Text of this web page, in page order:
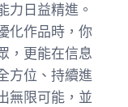
力日益精進。
化作品時，你
，更能在信息
方位、持續進
無限可能，並